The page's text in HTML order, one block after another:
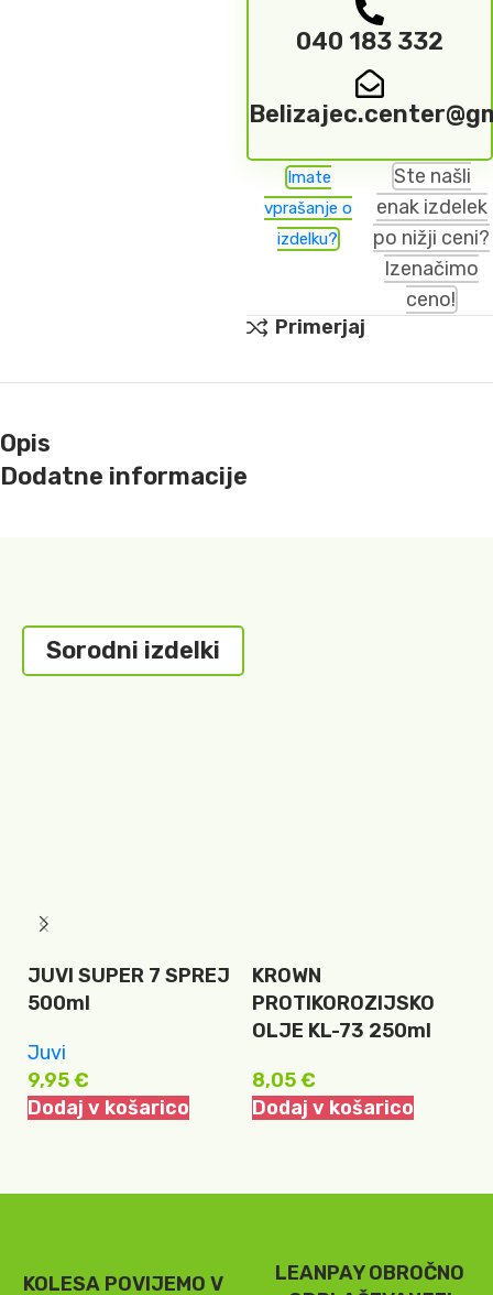
040 183 332
Imate
vprašanje o
izdelku?
Ste našli
enak izdelek
po nižji ceni?
Izenačimo
ceno!
Primerjaj
Opis
Dodatne informacije
Sorodni izdelki
JUVI SUPER 7 SPREJ
500ml
Juvi
9,95€
Dodaj v košarico
KROWN
PROTIKOROZIJSKO
OLJE KL-73 250ml
8,05€
Dodaj v košarico
KOLESA POVIJEMO V
LEANPAY OBROČNO